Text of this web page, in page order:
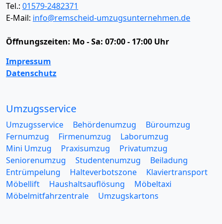
Tel.: 01579-2482371
E-Mail: info@remscheid-umzugsunternehmen.de
Öffnungszeiten: Mo - Sa: 07:00 - 17:00 Uhr
Impressum
Datenschutz
Umzugsservice
Umzugsservice Behördenumzug
Büroumzug
Fernumzug
Firmenumzug
Laborumzug
Mini Umzug
Praxisumzug
Privatumzug
Seniorenumzug
Studentenumzug
Beiladung
Entrümpelung
Halteverbotszone
Klaviertransport
Möbellift
Haushaltsauflösung
Möbeltaxi
Möbelmitfahrzentrale
Umzugskartons